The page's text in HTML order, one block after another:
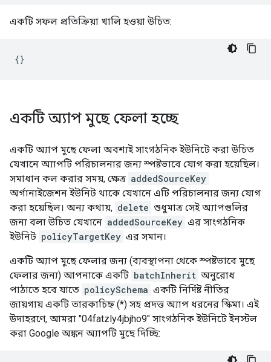
একটি সফল প্রতিক্রিয়া খালি হওয়া উচিত:
একটি অ্যাপ মুছে ফেলা হচ্ছে
একটি অ্যাপ মুছে ফেলা অবশ্যই সাংগঠনিক ইউনিটে করা উচিত
যেখানে অ্যাপটি পরিচালনার জন্য স্পষ্টভাবে যোগ করা হয়েছিল।
সমাধান কল করার সময়, ক্ষেত্র addedSourceKey
অর্গানাইজেশন ইউনিট থাকে যেখানে এটি পরিচালনার জন্য যোগ
করা হয়েছিল। অন্য কথায়, delete শুধুমাত্র সেই অ্যাপগুলির
জন্য বলা উচিত যেখানে addedSourceKey এর সাংগঠনিক
ইউনিট policyTargetKey এর সমান।
একটি অ্যাপ মুছে ফেলার জন্য (ব্যবস্থাপনা থেকে স্পষ্টভাবে মুছে
ফেলার জন্য) আপনাকে একটি batchInherit অনুরোধ
পাঠাতে হবে যাতে policySchema একটি নির্দিষ্ট নীতির
জায়গায় একটি তারকাচিহ্ন (*) সহ প্রদত্ত অ্যাপ ধরনের স্কিমা। এই
উদাহরণে, আমরা "04fatzly4jbjho9" সাংগঠনিক ইউনিটে ইনস্টল
করা Google অঙ্কন অ্যাপটি মুছে দিচ্ছি: